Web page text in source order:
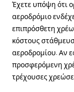
Έχετε υπόψη ότι
αεροδρόμιο
επιπρόσθετη
κόστους
αεροδρομίου. Αν
προσφερόμενη
τρέχουσες